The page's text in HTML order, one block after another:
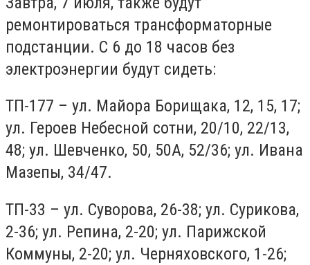
ремонтироваться трансформаторные
подстанции. С 6 до 18 часов без
электроэнергии будут сидеть:
ТП-177 – ул. Майора Борищака, 12, 15, 17;
ул. Героев Небесной сотни, 20/10, 22/13,
48; ул. Шевченко, 50, 50А, 52/36; ул. Ивана
Мазепы, 34/47.
ТП-33 – ул. Суворова, 26-38; ул. Сурикова,
2-36; ул. Репина, 2-20; ул. Парижской
Коммуны, 2-20; ул. Черняховского, 1-26;